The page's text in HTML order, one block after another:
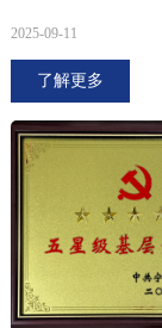
2025-09-11
了解更多